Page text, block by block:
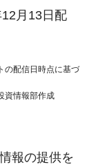
月13日配
の配信日時点に基づ
資情報部作成
報の提供を